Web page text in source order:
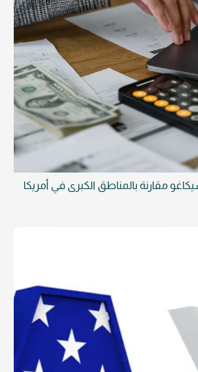
مقارنة بالمناطق الكبرى في أمريكا